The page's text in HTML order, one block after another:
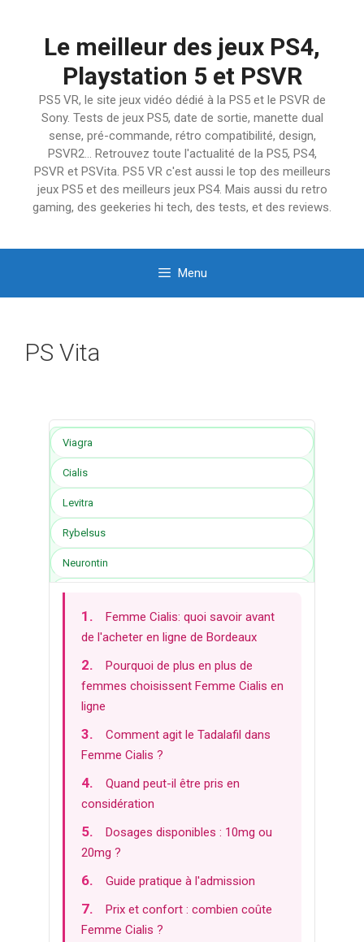
Le meilleur des jeux PS4,
Playstation 5 et PSVR
PS5 VR, le site jeux vidéo dédié à la PS5 et le PSVR de
Sony. Tests de jeux PS5, date de sortie, manette dual
sense, pré-commande, rétro compatibilité, design,
PSVR2… Retrouvez toute l'actualité de la PS5, PS4,
PSVR et PSVita. PS5 VR c'est aussi le top des meilleurs
jeux PS5 et des meilleurs jeux PS4. Mais aussi du retro
gaming, des geekeries hi tech, des tests, et des reviews.
Menu
PS Vita
Viagra
Cialis
Levitra
Rybelsus
Neurontin
Seroquel
Lasix
Stromectol
Prednisolone
Cialis Professional
Female Viagra
Motilium
Femme Cialis: quoi savoir avant
de l'acheter en ligne de Bordeaux
Pourquoi de plus en plus de
femmes choisissent Femme Cialis en
ligne
Comment agit le Tadalafil dans
Femme Cialis ?
Quand peut-il être pris en
considération
Dosages disponibles : 10mg ou
20mg ?
Guide pratique à l'admission
Prix et confort : combien coûte
Femme Cialis ?